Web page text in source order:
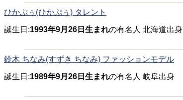
ひかぷぅ(ひかぷぅ) タレント
誕生日:1993年9月26日生まれの有名人 北海道出身
鈴木 ちなみ(すずき ちなみ) ファッションモデル
誕生日:1989年9月26日生まれの有名人 岐阜出身